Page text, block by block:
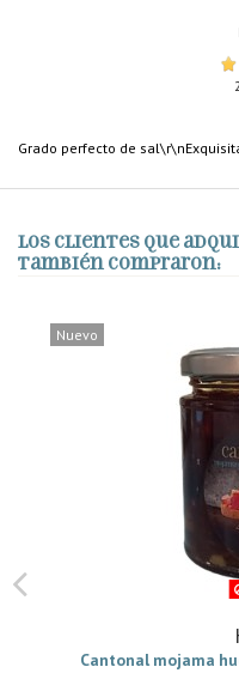
Grado perfecto de
Los clientes que
también compraron:
Nuevo
Cantonal mojama